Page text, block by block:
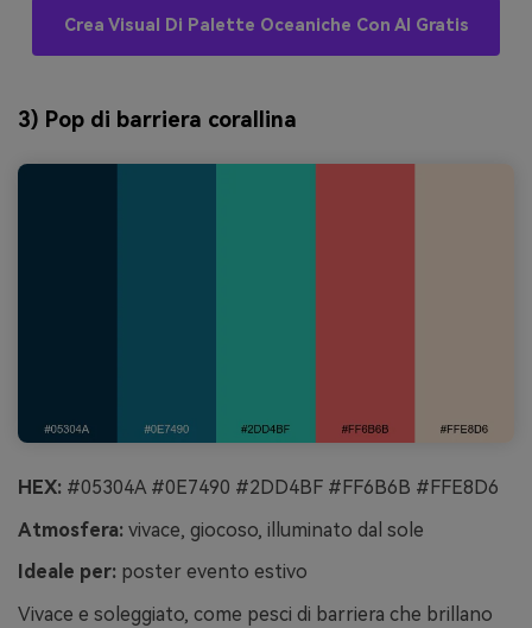
Crea Visual Di Palette Oceaniche Con AI Gratis
3) Pop di barriera corallina
HEX: #05304A #0E7490 #2DD4BF #FF6B6B #FFE8D6
Atmosfera: vivace, giocoso, illuminato dal sole
Ideale per: poster evento estivo
Vivace e soleggiato, come pesci di barriera che brillano